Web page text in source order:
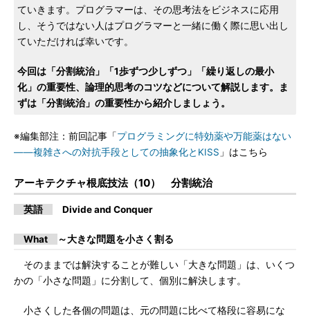
ていきます。プログラマーは、その思考法をビジネスに応用
し、そうではない人はプログラマーと一緒に働く際に思い出し
ていただければ幸いです。
今回は「分割統治」「1歩ずつ少しずつ」「繰り返しの最小
化」の重要性、論理的思考のコツなどについて解説します。ま
ずは「分割統治」の重要性から紹介しましょう。
※編集部注：前回記事「プログラミングに特効薬や万能薬はない
――複雑さへの対抗手段としての抽象化とKISS 」はこちら
アーキテクチャ根底技法（10） 分割統治
英語 Divide and Conquer
What ～大きな問題を小さく割る
そのままでは解決することが難しい「大きな問題」は、いくつ
かの「小さな問題」に分割して、個別に解決します。
小さくした各個の問題は、元の問題に比べて格段に容易にな